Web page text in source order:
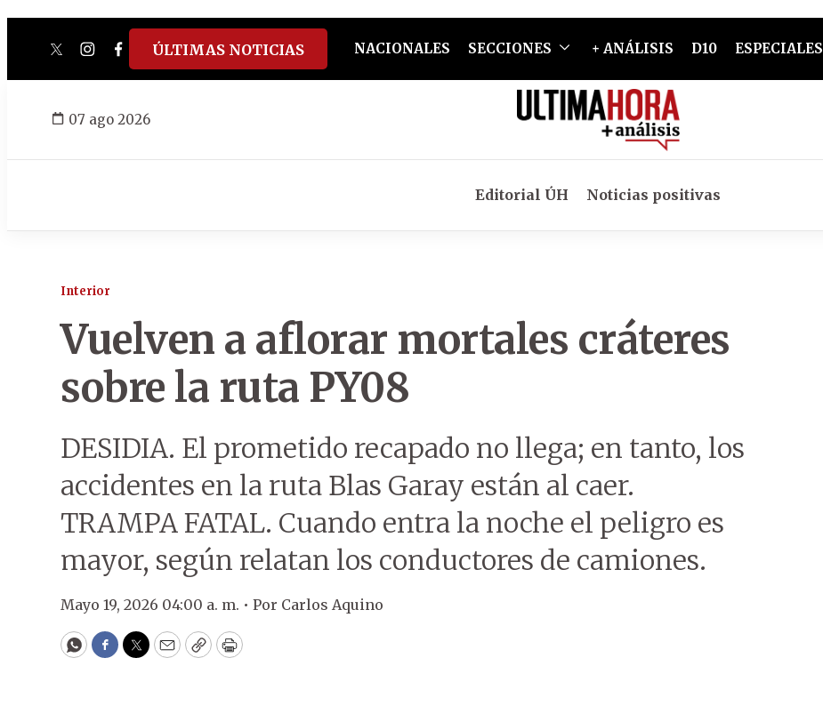
twitterinstagram
facebook
tiktokyoutube
spotify
ÚLTIMAS NOTICIAS NACIONALES SECCIONES + ANÁLISIS D10 ESPECIALES
07 ago 2026
Editorial ÚH Noticias positivas
Interior
Vuelven a aflorar mortales cráteres
sobre la ruta PY08
DESIDIA. El prometido recapado no llega; en tanto, los
accidentes en la ruta Blas Garay están al caer.
TRAMPA FATAL. Cuando entra la noche el peligro es
mayor, según relatan los conductores de camiones.
Mayo 19, 2026 04:00 a. m. • Por Carlos Aquino
WhatsApp
Facebook
Twitter
EmailCopyPrint